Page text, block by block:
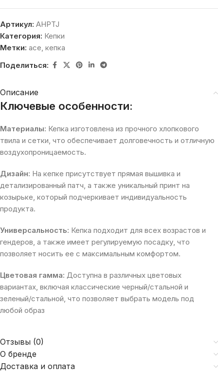
Артикул: AHPTJ
Категория: Кепки
Метки: ace, кепка
Поделиться:
Описание
Ключевые особенности:
Материалы: Кепка изготовлена из прочного хлопкового
твила и сетки, что обеспечивает долговечность и отличную
воздухопроницаемость.
Дизайн: На кепке присутствует прямая вышивка и
детализированный патч, а также уникальный принт на
козырьке, который подчеркивает индивидуальность
продукта.
Универсальность: Кепка подходит для всех возрастов и
гендеров, а также имеет регулируемую посадку, что
позволяет носить ее с максимальным комфортом.
Цветовая гамма: Доступна в различных цветовых
вариантах, включая классические черный/стальной и
зеленый/стальной, что позволяет выбрать модель под
любой образ
Отзывы (0)
О бренде
Доставка и оплата